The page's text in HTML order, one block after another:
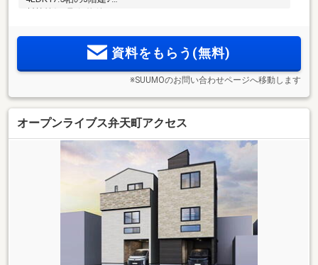
断熱等級5取得物件！
資料をもらう(無料)
※SUUMOのお問い合わせページへ移動します
オープンライブス弁天町アクセス